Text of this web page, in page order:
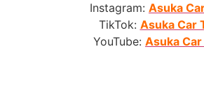
Instagram: Asuka
TikTok: Asuka Car
YouTube: Asuka